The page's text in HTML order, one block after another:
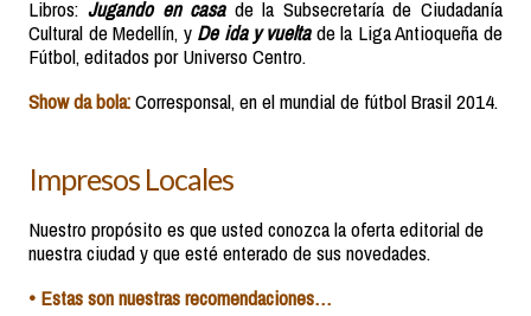
Libros: Jugando en casade la Subsecretaría de Ciudadanía
Cultural de Medellín, y De ida y vueltade la Liga Antioqueña de
Fútbol, editados por Universo Centro.
Show da bola:Corresponsal, en el mundial de fútbol Brasil 2014.
Impresos Locales
Nuestro propósito es que usted conozca la oferta editorial de
nuestra ciudad y que esté enterado de sus novedades.
• Estas son nuestras recomendaciones…